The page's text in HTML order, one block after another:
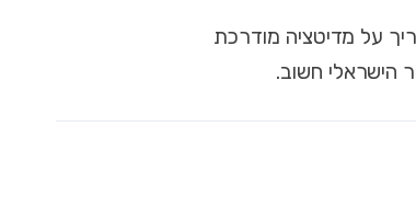
על מדיטציה מודרכת
הישראלי חשוב.